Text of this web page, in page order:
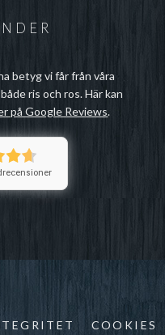
betyg vi får från våra
ris och ros. Här kan
på Google Reviews.
COOKIES